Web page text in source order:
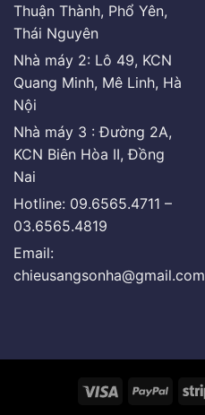
Thuận Thành, Phổ Yên,
Thái Nguyên
Nhà máy 2: Lô 49, KCN
Quang Minh, Mê Linh, Hà
Nội
Nhà máy 3 : Đường 2A,
KCN Biên Hòa II, Đồng
Nai
Hotline: 09.6565.4711 –
03.6565.4819
Email:
chieusangsonha@gmail.com